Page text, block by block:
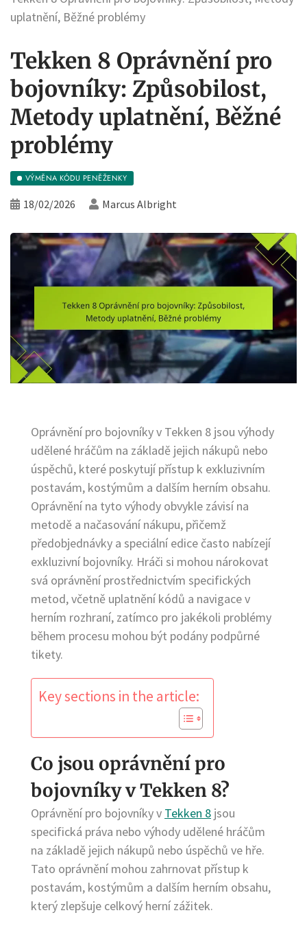
uplatnění, Běžné problémy
Tekken 8 Oprávnění pro
bojovníky: Způsobilost,
Metody uplatnění, Běžné
problémy
VÝMĚNA KÓDU PENĚŽENKY
18/02/2026 Marcus Albright
Oprávnění pro bojovníky v Tekken 8 jsou výhody
udělené hráčům na základě jejich nákupů nebo
úspěchů, které poskytují přístup k exkluzivním
postavám, kostýmům a dalším herním obsahu.
Oprávnění na tyto výhody obvykle závisí na
metodě a načasování nákupu, přičemž
předobjednávky a speciální edice často nabízejí
exkluzivní bojovníky. Hráči si mohou nárokovat
svá oprávnění prostřednictvím specifických
metod, včetně uplatnění kódů a navigace v
herním rozhraní, zatímco pro jakékoli problémy
během procesu mohou být podány podpůrné
tikety.
Key sections in the article:
Co jsou oprávnění pro
bojovníky v Tekken 8?
Oprávnění pro bojovníky v Tekken 8 jsou
specifická práva nebo výhody udělené hráčům
na základě jejich nákupů nebo úspěchů ve hře.
Tato oprávnění mohou zahrnovat přístup k
postavám, kostýmům a dalším herním obsahu,
který zlepšuje celkový herní zážitek.